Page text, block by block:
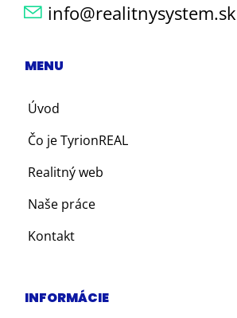
info@realitnysystem.sk
MENU
Úvod
Čo je TyrionREAL
Realitný web
Naše práce
Kontakt
INFORMÁCIE